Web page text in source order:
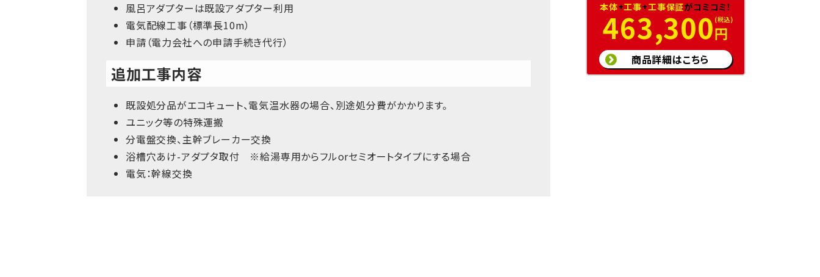
風呂アダプターは既設アダプター利用
電気配線工事（標準長10m）
申請（電力会社への申請手続き代行）
追加工事内容
既設処分品がエコキュート、電気温水器の場合、別途処分費がかかります。
ユニック等の特殊運搬
分電盤交換、主幹ブレーカー交換
浴槽穴あけ-アダプタ取付 ※給湯専用からフルorセミオートタイプにする場合
電気：幹線交換
本体+工事+工事保証がコミコミ！
463,300円
商品詳細はこちら